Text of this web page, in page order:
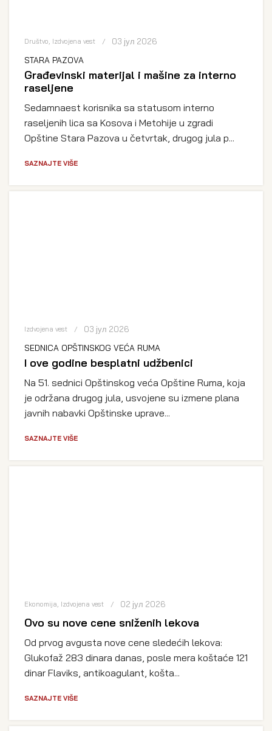
Društvo Izdvojena vest 03 јул 2026
STARA PAZOVA
Građevinski materijal i mašine za interno
raseljene
Sedamnaest korisnika sa statusom interno
raseljenih lica sa Kosova i Metohije u zgradi
Opštine Stara Pazova u četvrtak, drugog jula p...
SAZNAJTE VIŠE
Izdvojena vest 03 јул 2026
SEDNICA OPŠTINSKOG VEĆA RUMA
I ove godine besplatni udžbenici
Na 51. sednici Opštinskog veća Opštine Ruma, koja
je održana drugog jula, usvojene su izmene plana
javnih nabavki Opštinske uprave...
SAZNAJTE VIŠE
Ekonomija Izdvojena vest 02 јул 2026
Ovo su nove cene sniženih lekova
Od prvog avgusta nove cene sledećih lekova:
Glukofaž 283 dinara danas, posle mera koštaće 121
dinar Flaviks, antikoagulant, košta...
SAZNAJTE VIŠE